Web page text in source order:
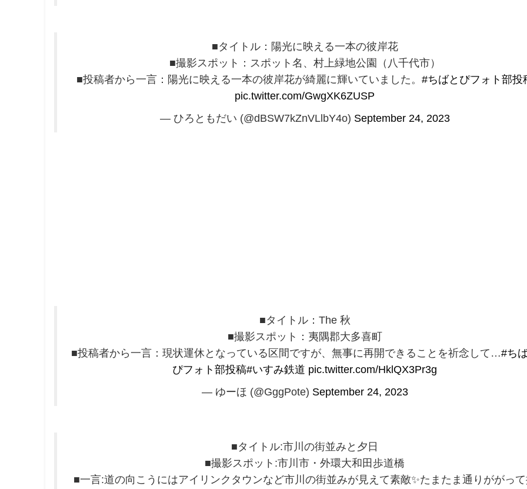
■タイトル：陽光に映える一本の彼岸花
■撮影スポット：スポット名、村上緑地公園（八千代市）
■投稿者から一言：陽光に映える一本の彼岸花が綺麗に輝いていました。 #ちばとぴフォト部投
pic.twitter.com/GwgXK6ZUSP
— ひろともだい (@dBSW7kZnVLlbY4o) September 24, 2023
■タイトル：The 秋
■撮影スポット：夷隅郡大多喜町
■投稿者から一言：現状運休となっている区間ですが、無事に再開できることを祈念して…#ち
ぴフォト部投稿#いすみ鉄道 pic.twitter.com/HklQX3Pr3g
— ゆーほ (@GggPote) September 24, 2023
■タイトル:市川の街並みと夕日
■撮影スポット:市川市・外環大和田歩道橋
■一言:道の向こうにはアイリンクタウンなど市川の街並みが見えて素敵✨たまたま通りががっ